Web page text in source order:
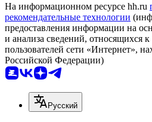
На информационном ресурсе hh.ru
рекомендательные технологии
предоставления информации на
и анализа сведений, относящихся
пользователей сети «Интернет»,
Российской Федерации)
Русский